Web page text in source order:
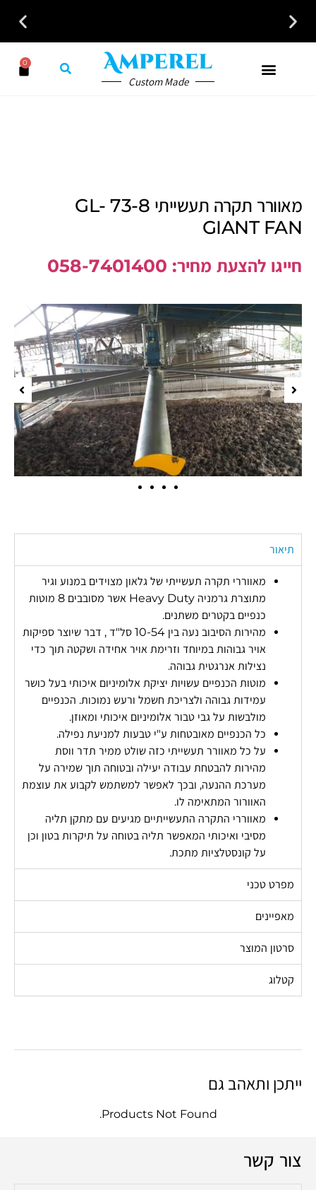
לקבלת ייעוץ חינם חייגו עכשיו - 058-7401300
Custom Made
0
מאוורר תקרה תעשייתי 73-8 GL-
GIANT FAN
חייגו להצעת מחיר: 058-7401400
תיאור
מאווררי תקרה תעשייתי של גלאון מצוידים במנוע וגיר
מתוצרת גרמניה Heavy Duty אשר מסובבים 8 מוטות
כנפיים בקטרים משתנים.
מהירות הסיבוב נעה בין 10-54 סל"ד , דבר שיוצר ספיקות
אויר גבוהות במיוחד וזרימת אויר אחידה ושקטה תוך כדי
נצילות אנרגטית גבוהה.
מוטות הכנפיים עשויות יציקת אלומיניום איכותי בעל כושר
עמידות גבוהה ולצריכת חשמל ורעש נמוכות. הכנפיים
מולבשות על גבי טבור אלומיניום איכותי ומאוזן.
כל הכנפיים מאובטחות ע"י טבעות למניעת נפילה.
על כל מאוורר תעשייתי כזה שולט ממיר תדר ווסת
מהירות להבטחת עבודה יעילה ובטוחה תוך שמירה על
מערכת ההנעה, ובכך לאפשר למשתמש לקבוע את עוצמת
האוורור המתאימה לו.
מאווררי התקרה התעשייתיים מגיעים עם מתקן תליה
מסיבי ואיכותי המאפשר תליה בטוחה על תיקרות בטון וכן
על קונסטלציות מתכת.
מפרט טכני
מאפיינים
סרטון המוצר
קטלוג
ייתכן ותאהב גם
Products Not Found.
צור קשר